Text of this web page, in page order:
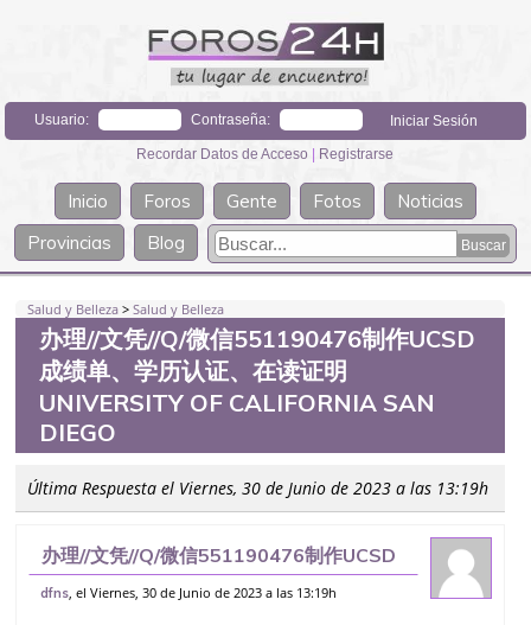
Usuario: Contraseña:
Recordar Datos de Acceso | Registrarse
Inicio Foros Gente Fotos
Noticias
Provincias
Blog
Salud y Belleza >Salud y Belleza
办理//文凭//Q/微信551190476制作UCSD
成绩单、学历认证、在读证明
UNIVERSITY OF CALIFORNIA SAN
DIEGO
Última Respuesta el Viernes, 30 de Junio de 2023 a las 13:19h
办理//文凭//Q/微信551190476制作UCSD
成绩单、学历认证、在读证明University
dfns , el Viernes, 30 de Junio de 2023 a las 13:19h